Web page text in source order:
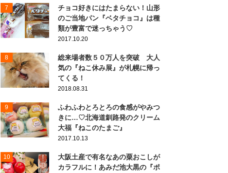
7
チョコ好きにはたまらない！山形
のご当地パン『ベタチョコ』は種
類が豊富で迷っちゃう♡
2017.10.20
8
総来場者数５０万人を突破 大人
気の『ねこ休み展』が札幌に帰っ
てくる！
2018.08.31
9
ふわふわとろとろの食感がやみつ
きに…♡北海道釧路発のクリーム
大福『ねこのたまご』
2017.10.13
10
大阪土産で有名なあの粟おこしが
カラフルに！あみだ池大黒の『ポ